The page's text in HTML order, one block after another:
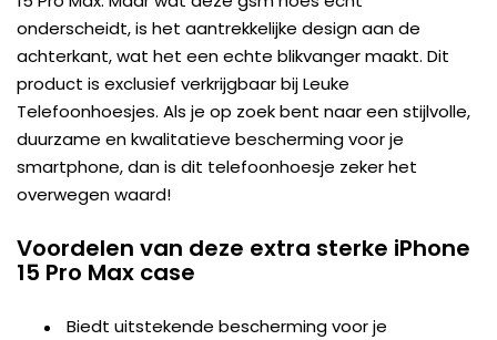
onderscheidt, is het aantrekkelijke design aan de
achterkant, wat het een echte blikvanger maakt. Dit
product is exclusief verkrijgbaar bij Leuke
Telefoonhoesjes. Als je op zoek bent naar een stijlvolle,
duurzame en kwalitatieve bescherming voor je
smartphone, dan is dit telefoonhoesje zeker het
overwegen waard!
Voordelen van deze extra sterke iPhone
15 Pro Max case
Biedt uitstekende bescherming voor je